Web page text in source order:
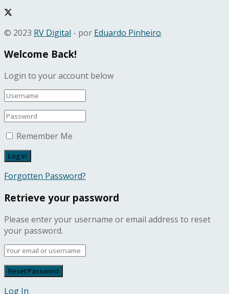
© 2023 RV Digital - por Eduardo Pinheiro.
Welcome Back!
Login to your account below
Remember Me
Forgotten Password?
Retrieve your password
Please enter your username or email address to reset
your password.
Log In